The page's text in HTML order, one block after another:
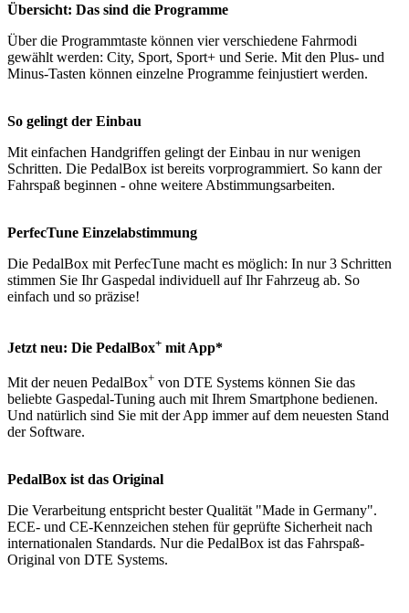
Übersicht: Das sind die Programme
Über die Programmtaste können vier verschiedene Fahrmodi
gewählt werden: City, Sport, Sport+ und Serie. Mit den Plus- und
Minus-Tasten können einzelne Programme feinjustiert werden.
So gelingt der Einbau
Mit einfachen Handgriffen gelingt der Einbau in nur wenigen
Schritten. Die PedalBox ist bereits vorprogrammiert. So kann der
Fahrspaß beginnen - ohne weitere Abstimmungsarbeiten.
PerfecTune Einzelabstimmung
Die PedalBox mit PerfecTune macht es möglich: In nur 3 Schritten
stimmen Sie Ihr Gaspedal individuell auf Ihr Fahrzeug ab. So
einfach und so präzise!
Jetzt neu: Die PedalBox+ mit App*
Mit der neuen PedalBox+ von DTE Systems können Sie das
beliebte Gaspedal-Tuning auch mit Ihrem Smartphone bedienen.
Und natürlich sind Sie mit der App immer auf dem neuesten Stand
der Software.
PedalBox ist das Original
Die Verarbeitung entspricht bester Qualität "Made in Germany".
ECE- und CE-Kennzeichen stehen für geprüfte Sicherheit nach
internationalen Standards. Nur die PedalBox ist das Fahrspaß-
Original von DTE Systems.